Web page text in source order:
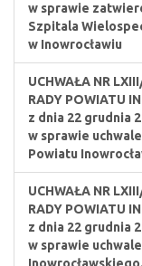
w sprawie
Szpitala
w Inowrocławiu
UCHWAŁA NR
RADY POWIATU
z dnia 22 grudnia
w sprawie
Powiatu
UCHWAŁA NR
RADY POWIATU
z dnia 22 grudnia
w sprawie